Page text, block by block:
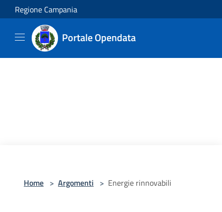
Salta al contenuto principale
Regione Campania
Portale Opendata
Home > Argomenti > Energie rinnovabili